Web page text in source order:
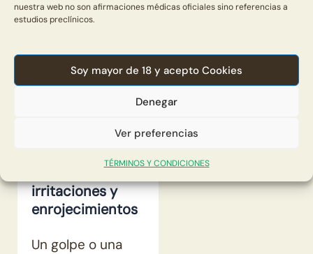
nuestra web no son afirmaciones médicas oficiales sino referencias a
estudios preclínicos.
Soy mayor de 18 y acepto Cookies
Denegar
Ver preferencias
TÉRMINOS Y CONDICIONES
ayudan a reducir
en tu piel (Panche
Reducción de
hematomas,
irritaciones y
enrojecimientos
Un golpe o una